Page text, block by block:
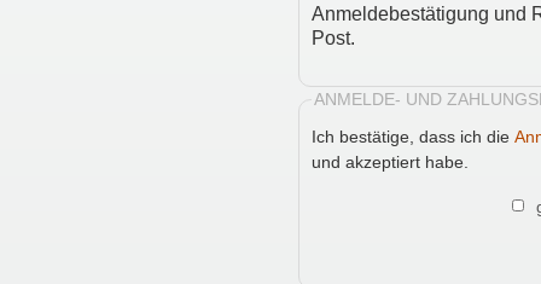
Anmeldebestätigung und
Post.
ANMELDE- UND
Ich bestätige, dass ich die
und akzeptiert habe.